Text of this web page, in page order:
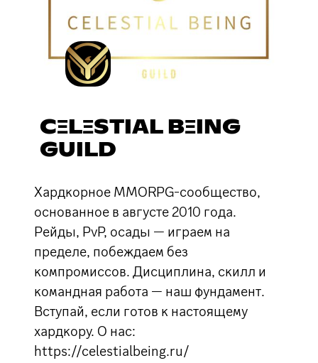
CΞLΞSTIAL BΞING
GUILD
Хардкорное MMORPG-сообщество,
основанное в августе 2010 года.
Рейды, PvP, осады — играем на
пределе, побеждаем без
компромиссов. Дисциплина, скилл и
командная работа — наш фундамент.
Вступай, если готов к настоящему
хардкору. О нас:
https://celestialbeing.ru/